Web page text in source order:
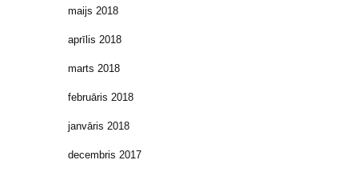
maijs 2018
aprīlis 2018
marts 2018
februāris 2018
janvāris 2018
decembris 2017